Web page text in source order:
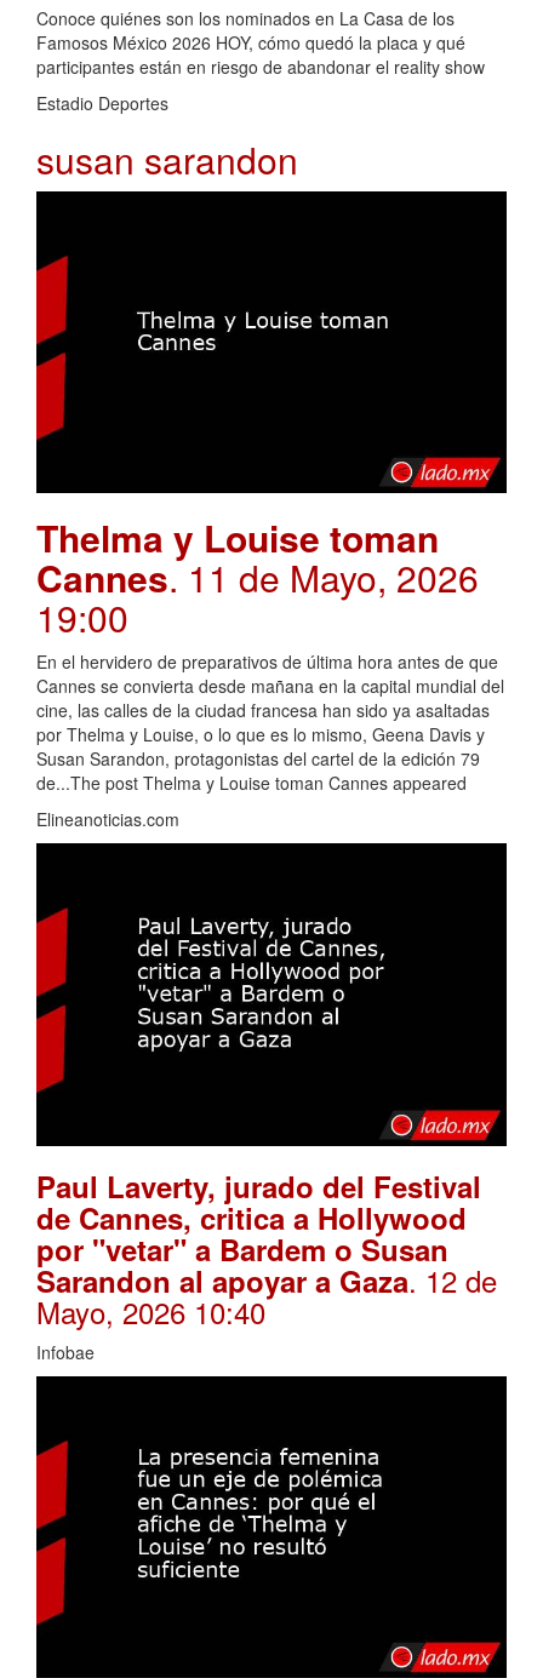
Conoce quiénes son los nominados en La Casa de los
Famosos México 2026 HOY, cómo quedó la placa y qué
participantes están en riesgo de abandonar el reality show
Estadio Deportes
susan sarandon
Thelma y Louise toman
Cannes. 11 de Mayo, 2026
19:00
En el hervidero de preparativos de última hora antes de que
Cannes se convierta desde mañana en la capital mundial del
cine, las calles de la ciudad francesa han sido ya asaltadas
por Thelma y Louise, o lo que es lo mismo, Geena Davis y
Susan Sarandon, protagonistas del cartel de la edición 79
de...The post Thelma y Louise toman Cannes appeared
Elineanoticias.com
Paul Laverty, jurado del Festival
de Cannes, critica a Hollywood
por "vetar" a Bardem o Susan
Sarandon al apoyar a Gaza. 12 de
Mayo, 2026 10:40
Infobae